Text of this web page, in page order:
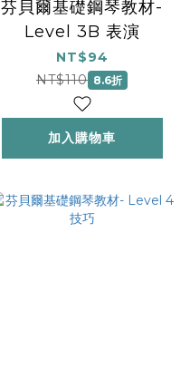
芬貝爾基礎鋼琴教材-
Level 3B 表演
NT$94
NT$110 8.6折
加入購物車